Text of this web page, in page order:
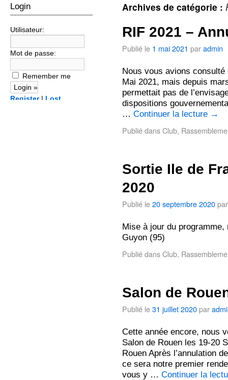
Login
Utilisateur:
Mot de passe:
Remember me
Register| Lost
Archives de catégorie :
RIF 2021 –
Publié le 1 mai 2021 paradmin
Nous vous avions consulté
Mai 2021, mais depuis
permettait pas de
dispositions
… Continuer la lecture →
Publié dansClub,
Sortie Ile de
2020
Publié le20 septembre 2020par
Mise à jour du
Guyon (95)
Publié dansClub,
Salon de
Publié le31 juillet 2020par
Cette année encore, nous
Salon de Rouen les 19-20
Rouen Après l’annulation
ce sera notre premier
vous y … Continuer la